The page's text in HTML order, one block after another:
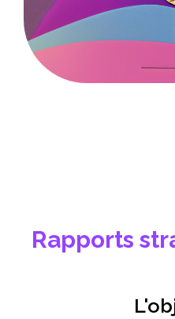
Rapports